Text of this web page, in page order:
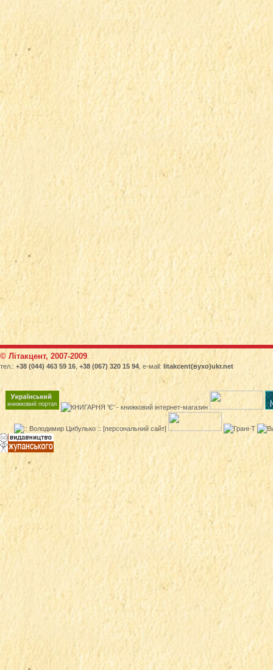
© Літакцент, 2007-2009
тел.: +38 (044) 463 59 16 +38 (067) 320 15 94 , е-маіl: litakcent(вухо)ukr.net